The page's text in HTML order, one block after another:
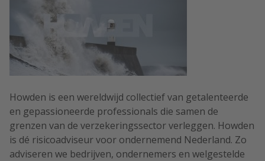
Howden is een wereldwijd collectief van getalenteerde
en gepassioneerde professionals die samen de
grenzen van de verzekeringssector verleggen. Howden
is dé risicoadviseur voor ondernemend Nederland. Zo
adviseren we bedrijven, ondernemers en welgestelde